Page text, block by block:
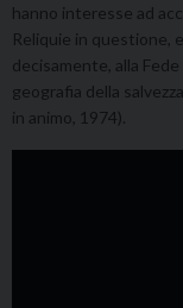
hanno interesse ad
Reliquie in questione,
decisamente, alla
geografia della
in animo, 1974).